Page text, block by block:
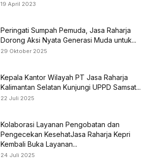
19 April 2023
Peringati Sumpah Pemuda, Jasa Raharja
Dorong Aksi Nyata Generasi Muda untuk...
29 Oktober 2025
Kepala Kantor Wilayah PT Jasa Raharja
Kalimantan Selatan Kunjungi UPPD Samsat...
22 Juli 2025
Kolaborasi Layanan Pengobatan dan
Pengecekan KesehatJasa Raharja Kepri
Kembali Buka Layanan...
24 Juli 2025